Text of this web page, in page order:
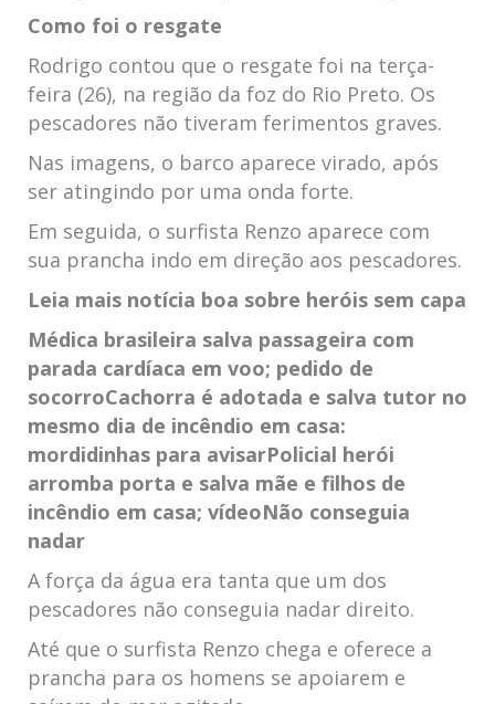
Como foi o resgate
Rodrigo contou que o resgate foi na terça-
feira (26), na região da foz do Rio Preto. Os
pescadores não tiveram ferimentos graves.
Nas imagens, o barco aparece virado, após
ser atingindo por uma onda forte.
Em seguida, o surfista Renzo aparece com
sua prancha indo em direção aos pescadores.
Leia mais notícia boa sobre heróis sem capa
Médica brasileira salva passageira com
parada cardíaca em voo; pedido de
socorroCachorra é adotada e salva tutor no
mesmo dia de incêndio em casa:
mordidinhas para avisarPolicial herói
arromba porta e salva mãe e filhos de
incêndio em casa; vídeoNão conseguia
nadar
A força da água era tanta que um dos
pescadores não conseguia nadar direito.
Até que o surfista Renzo chega e oferece a
prancha para os homens se apoiarem e